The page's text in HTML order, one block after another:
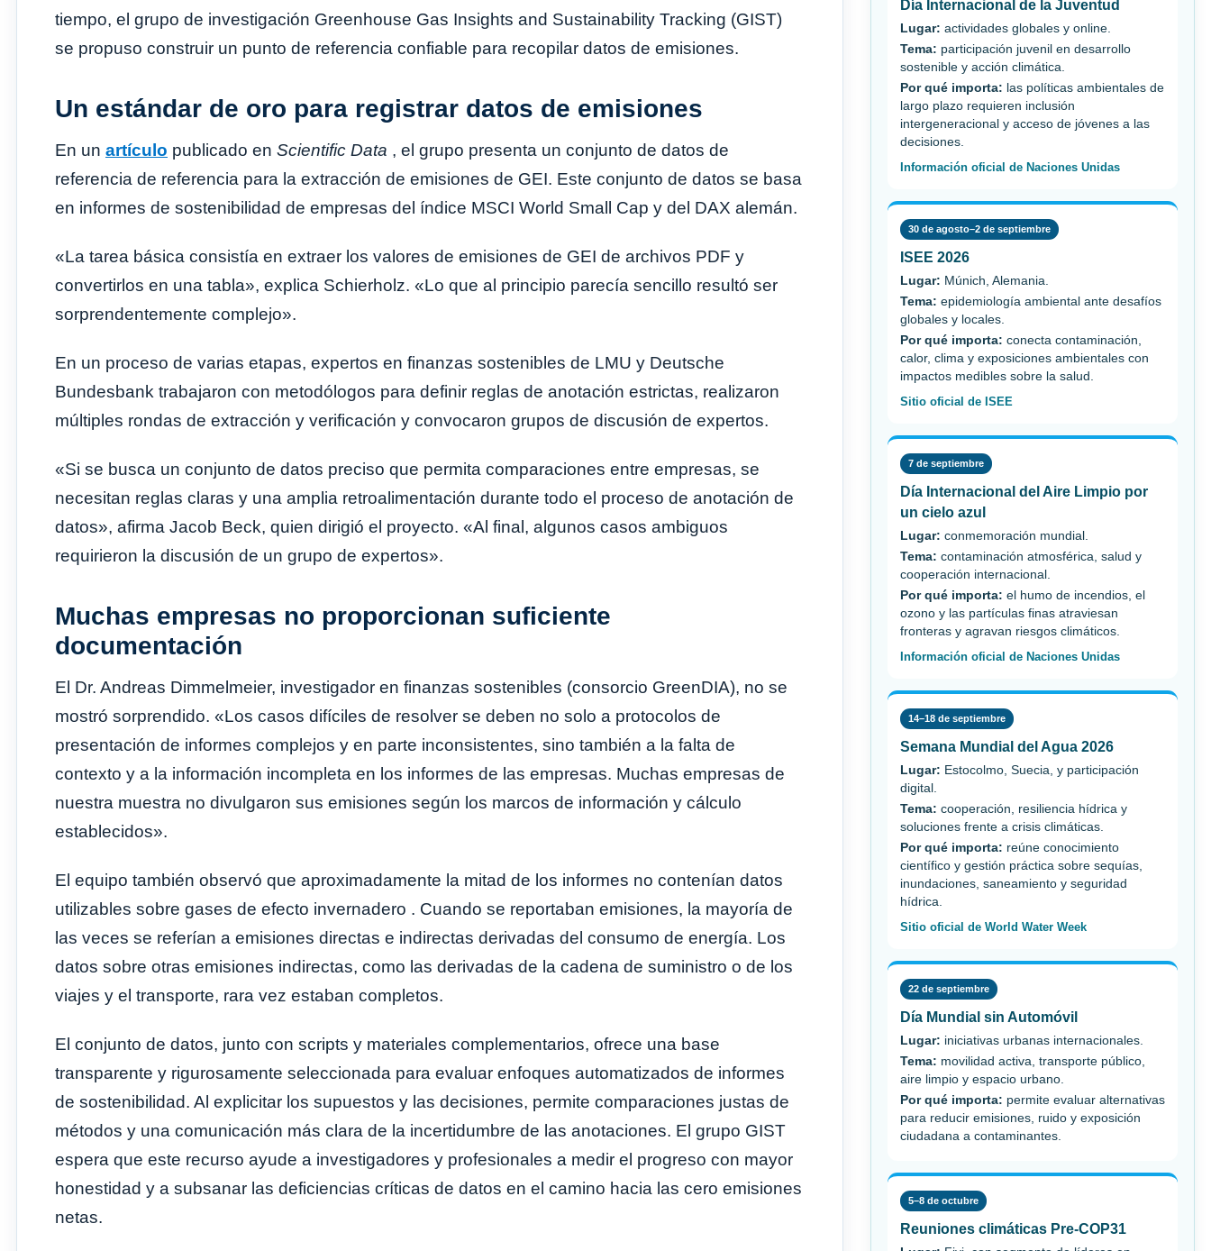
tiempo, el grupo de investigación Greenhouse Gas Insights and Sustainability Tracking (GIST)
se propuso construir un punto de referencia confiable para recopilar datos de emisiones.
Un estándar de oro para registrar datos de emisiones
En un artículo publicado en Scientific Data , el grupo presenta un conjunto de datos de
referencia de referencia para la extracción de emisiones de GEI. Este conjunto de datos se basa
en informes de sostenibilidad de empresas del índice MSCI World Small Cap y del DAX alemán.
«La tarea básica consistía en extraer los valores de emisiones de GEI de archivos PDF y
convertirlos en una tabla», explica Schierholz. «Lo que al principio parecía sencillo resultó ser
sorprendentemente complejo».
En un proceso de varias etapas, expertos en finanzas sostenibles de LMU y Deutsche
Bundesbank trabajaron con metodólogos para definir reglas de anotación estrictas, realizaron
múltiples rondas de extracción y verificación y convocaron grupos de discusión de expertos.
«Si se busca un conjunto de datos preciso que permita comparaciones entre empresas, se
necesitan reglas claras y una amplia retroalimentación durante todo el proceso de anotación de
datos», afirma Jacob Beck, quien dirigió el proyecto. «Al final, algunos casos ambiguos
requirieron la discusión de un grupo de expertos».
Muchas empresas no proporcionan suficiente
documentación
El Dr. Andreas Dimmelmeier, investigador en finanzas sostenibles (consorcio GreenDIA), no se
mostró sorprendido. «Los casos difíciles de resolver se deben no solo a protocolos de
presentación de informes complejos y en parte inconsistentes, sino también a la falta de
contexto y a la información incompleta en los informes de las empresas. Muchas empresas de
nuestra muestra no divulgaron sus emisiones según los marcos de información y cálculo
establecidos».
El equipo también observó que aproximadamente la mitad de los informes no contenían datos
utilizables sobre gases de efecto invernadero . Cuando se reportaban emisiones, la mayoría de
las veces se referían a emisiones directas e indirectas derivadas del consumo de energía. Los
datos sobre otras emisiones indirectas, como las derivadas de la cadena de suministro o de los
viajes y el transporte, rara vez estaban completos.
El conjunto de datos, junto con scripts y materiales complementarios, ofrece una base
transparente y rigurosamente seleccionada para evaluar enfoques automatizados de informes
de sostenibilidad. Al explicitar los supuestos y las decisiones, permite comparaciones justas de
métodos y una comunicación más clara de la incertidumbre de las anotaciones. El grupo GIST
espera que este recurso ayude a investigadores y profesionales a medir el progreso con mayor
honestidad y a subsanar las deficiencias críticas de datos en el camino hacia las cero emisiones
netas.
Día Internacional de la Juventud
Lugar: actividades globales y online.
Tema: participación juvenil en desarrollo
sostenible y acción climática.
Por qué importa: las políticas ambientales de
largo plazo requieren inclusión
intergeneracional y acceso de jóvenes a las
decisiones.
Información oficial de Naciones Unidas
30 de agosto–2 de septiembre
ISEE 2026
Lugar: Múnich, Alemania.
Tema: epidemiología ambiental ante desafíos
globales y locales.
Por qué importa: conecta contaminación,
calor, clima y exposiciones ambientales con
impactos medibles sobre la salud.
Sitio oficial de ISEE
7 de septiembre
Día Internacional del Aire Limpio por
un cielo azul
Lugar: conmemoración mundial.
Tema: contaminación atmosférica, salud y
cooperación internacional.
Por qué importa: el humo de incendios, el
ozono y las partículas finas atraviesan
fronteras y agravan riesgos climáticos.
Información oficial de Naciones Unidas
14–18 de septiembre
Semana Mundial del Agua 2026
Lugar: Estocolmo, Suecia, y participación
digital.
Tema: cooperación, resiliencia hídrica y
soluciones frente a crisis climáticas.
Por qué importa: reúne conocimiento
científico y gestión práctica sobre sequías,
inundaciones, saneamiento y seguridad
hídrica.
Sitio oficial de World Water Week
22 de septiembre
Día Mundial sin Automóvil
Lugar: iniciativas urbanas internacionales.
Tema: movilidad activa, transporte público,
aire limpio y espacio urbano.
Por qué importa: permite evaluar alternativas
para reducir emisiones, ruido y exposición
ciudadana a contaminantes.
5–8 de octubre
Reuniones climáticas Pre-COP31